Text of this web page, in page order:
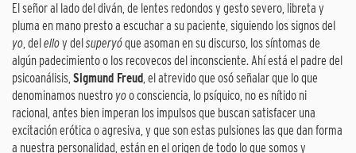
El señor al lado del diván, de lentes redondos y gesto severo, libreta y
pluma en mano presto a escuchar a su paciente, siguiendo los signos del
yo, del elloy del superyóque asoman en su discurso, los síntomas de
algún padecimiento o los recovecos del inconsciente. Ahí está el padre del
psicoanálisis, Sigmund Freud, el atrevido que osó señalar que lo que
denominamos nuestro yoo consciencia, lo psíquico, no es nítido ni
racional, antes bien imperan los impulsos que buscan satisfacer una
excitación erótica o agresiva, y que son estas pulsiones las que dan forma
a nuestra personalidad, están en el origen de todo lo que somos y